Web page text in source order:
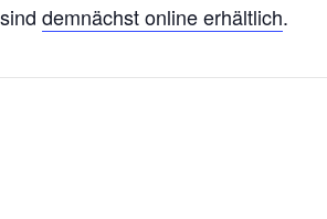
demnächst online erhältlich.